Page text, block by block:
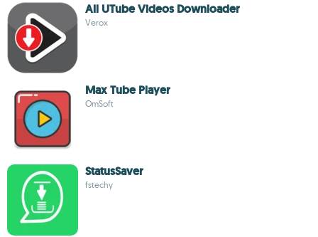
All UTube Videos Downloader
Verox
Max Tube Player
OmSoft
StatusSaver
fstechy